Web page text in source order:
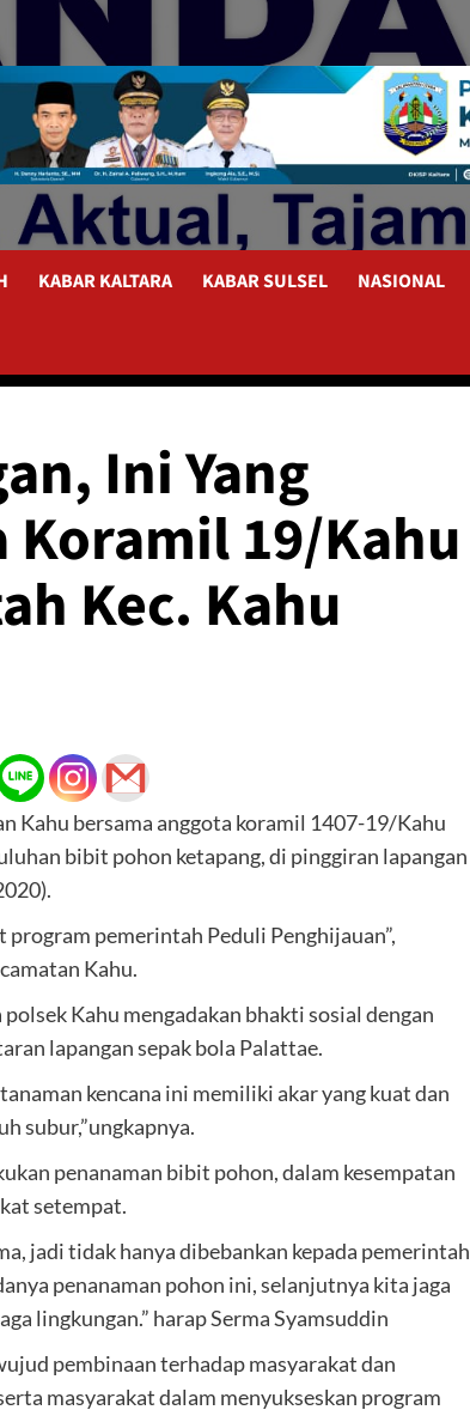
KABAR KALTARA KABAR SULSEL NASIONAL
Ini Yang
19/Kahu
Kec. Kahu
Kahu bersama anggota koramil 1407-19/Kahu
bibit pohon ketapang, di pinggiran lapangan
pemerintah Peduli Penghijauan”,
Kahu.
Kahu mengadakan bhakti sosial dengan
lapangan sepak bola Palattae.
kencana ini memiliki akar yang kuat dan
subur,”ungkapnya.
penanaman bibit pohon, dalam kesempatan
setempat.
jadi tidak hanya dibebankan kepada pemerintah
penanaman pohon ini, selanjutnya kita jaga
lingkungan.” harap Serma Syamsuddin
pembinaan terhadap masyarakat dan
masyarakat dalam menyukseskan program